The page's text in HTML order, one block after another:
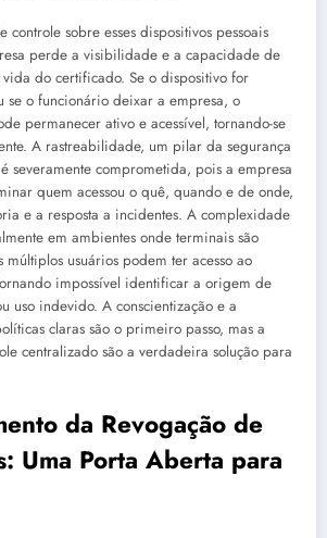
controle sobre esses dispositivos pessoais
perde a visibilidade e a capacidade de
do certificado. Se o dispositivo for
se o funcionário deixar a empresa, o
permanecer ativo e acessível, tornando-se
A rastreabilidade, um pilar da segurança
severamente comprometida, pois a empresa
quem acessou o quê, quando e de onde,
e a resposta a incidentes. A complexidade
em ambientes onde terminais são
usuários podem ter acesso ao
impossível identificar a origem de
uso indevido. A conscientização e a
claras são o primeiro passo, mas a
centralizado são a verdadeira solução para
da Revogação de
Uma Porta Aberta para